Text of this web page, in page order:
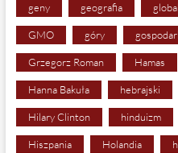
geny geografia
GMO góry
Grzegorz Roman Hamas
Hanna Bakuła hebrajski
Hilary Clinton hinduizm
Hiszpania Holandia